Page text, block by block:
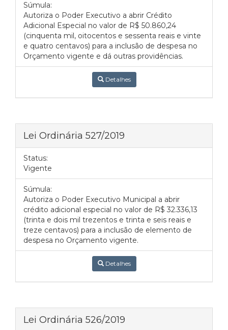
Súmula:
Autoriza o Poder Executivo a abrir Crédito
Adicional Especial no valor de R$ 50.860,24
(cinquenta mil, oitocentos e sessenta reais e vinte
e quatro centavos) para a inclusão de despesa no
Orçamento vigente e dá outras providências.
Detalhes
Lei Ordinária 527/2019
Status:
Vigente
Súmula:
Autoriza o Poder Executivo Municipal a abrir
crédito adicional especial no valor de R$ 32.336,13
(trinta e dois mil trezentos e trinta e seis reais e
treze centavos) para a inclusão de elemento de
despesa no Orçamento vigente.
Detalhes
Lei Ordinária 526/2019